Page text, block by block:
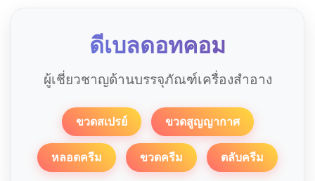
ดีเบลดอทคอม
ผู้เชี่ยวชาญด้านบรรจุภัณฑ์เครื่องสำอาง
ขวดสเปรย์ ขวดสูญญากาศ
หลอดครีม ขวดครีม ตลับครีม